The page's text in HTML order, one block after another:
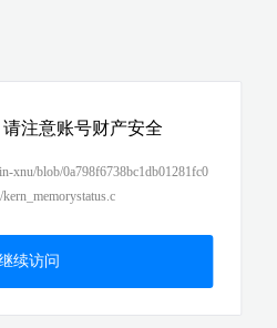
注意账号财产安全
xnu/blob/0a798f6738bc1db01281fc0
续访问